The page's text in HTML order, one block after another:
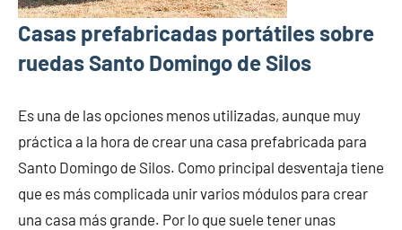
Casas prefabricadas portátiles sobre
ruedas Santo Domingo de Silos
Es una de las opciones menos utilizadas, aunque muy
práctica a la hora de crear una casa prefabricada para
Santo Domingo de Silos. Como principal desventaja tiene
que es más complicada unir varios módulos para crear
una casa más grande. Por lo que suele tener unas